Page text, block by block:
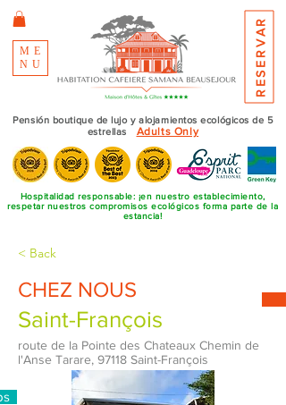
ME
NU
Pensión boutique de lujo y alojamientos ecológicos de 5
estrellas Adults Only
RESERVAR
Hospitalidad responsable: ¡en nuestro establecimiento,
respetar nuestros compromisos ecológicos forma parte de la
estancia!
< Back
CHEZ NOUS
Saint-François
route de la Pointe des Chateaux Chemin de
l'Anse Tarare, 97118 Saint-François